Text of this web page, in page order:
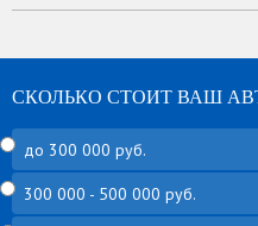
СКОЛЬКО СТОИТ ВАШ
до 300 000 руб.
300 000 - 500 000 руб.